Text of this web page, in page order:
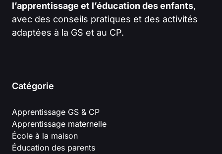
l’apprentissage et l’éducation des enfants,
avec des conseils pratiques et des activités
adaptées à la GS et au CP.
Catégorie
Apprentissage GS & CP
Apprentissage maternelle
École à la maison
Éducation des parents